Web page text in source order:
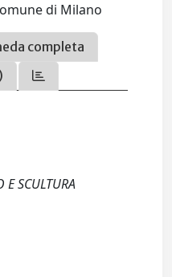
di Milano
completa
E SCULTURA